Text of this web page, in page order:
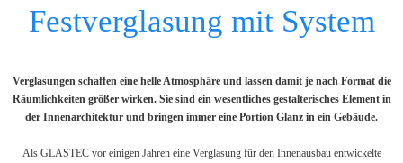
Festverglasung mit System
Verglasungen schaffen eine helle Atmosphäre und lassen damit je nach Format die
Räumlichkeiten größer wirken. Sie sind ein wesentliches gestalterisches Element in
der Innenarchitektur und bringen immer eine Portion Glanz in ein Gebäude.
Als GLASTEC vor einigen Jahren eine Verglasung für den Innenausbau entwickelte